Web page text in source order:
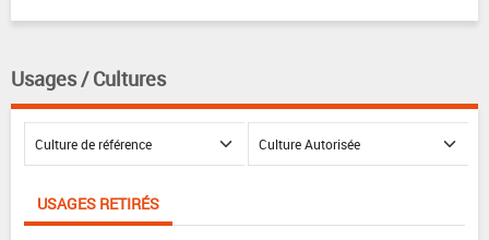
Usages / Cultures
USAGES RETIRÉS